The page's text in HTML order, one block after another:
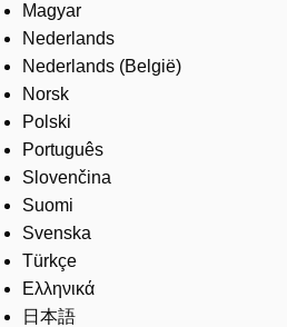
Magyar
Nederlands
Nederlands (België)
Norsk
Polski
Português
Slovenčina
Suomi
Svenska
Türkçe
Ελληνικά
日本語